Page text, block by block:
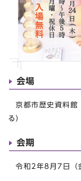
会場
京都市歴史資料館
る）
会期
令和2年8月7日（